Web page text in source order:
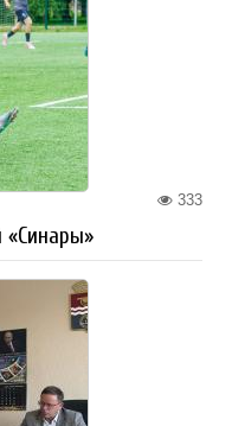
333
«Синары»